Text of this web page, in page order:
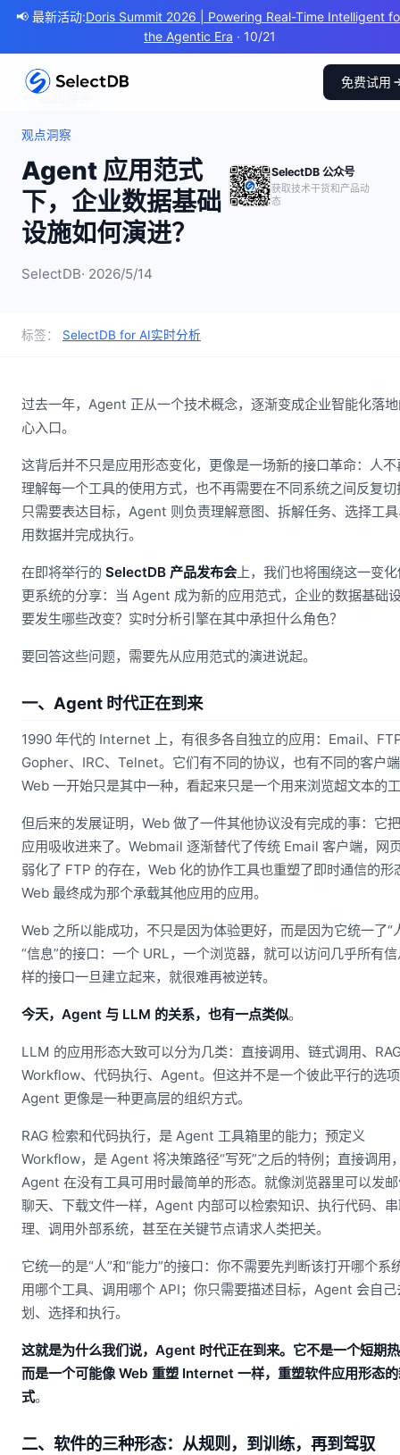
📢 最新活动:Doris Summit 2026 | Powering Real-Time Intelligent
the Agentic Era · 10/21
免费试用
← 返回博客
观点洞察
Agent 应用范式
下，企业数据基础
设施如何演进？
SelectDB· 2026/5/14
SelectDB 公众号
获取技术干货和产品动
态
标签： SelectDB for AI实时分析
过去一年，Agent 正从一个技术概念，逐渐变成企业智能化落
心入口。
这背后并不只是应用形态变化，更像是一场新的接口革命：人不
理解每一个工具的使用方式，也不再需要在不同系统之间反复切
只需要表达目标，Agent 则负责理解意图、拆解任务、选择工
用数据并完成执行。
在即将举行的 SelectDB 产品发布会上，我们也将围绕这一变
更系统的分享：当 Agent 成为新的应用范式，企业的数据基础
要发生哪些改变？实时分析引擎在其中承担什么角色？
要回答这些问题，需要先从应用范式的演进说起。
一、Agent 时代正在到来
1990 年代的 Internet 上，有很多各自独立的应用：Email、
Gopher、IRC、Telnet。它们有不同的协议，也有不同的客户
Web 一开始只是其中一种，看起来只是一个用来浏览超文本的
但后来的发展证明，Web 做了一件其他协议没有完成的事：它
应用吸收进来了。Webmail 逐渐替代了传统 Email 客户端，网
弱化了 FTP 的存在，Web 化的协作工具也重塑了即时通信的形
Web 最终成为那个承载其他应用的应用。
Web 之所以能成功，不只是因为体验更好，而是因为它统一了“
“信息”的接口：一个 URL，一个浏览器，就可以访问几乎所有
样的接口一旦建立起来，就很难再被逆转。
今天，Agent 与 LLM 的关系，也有一点类似。
LLM 的应用形态大致可以分为几类：直接调用、链式调用、
Workflow、代码执行、Agent。但这并不是一个彼此平行的选
Agent 更像是一种更高层的组织方式。
RAG 检索和代码执行，是 Agent 工具箱里的能力；预定义
Workflow，是 Agent 将决策路径“写死”之后的特例；直接调用
Agent 在没有工具可用时最简单的形态。就像浏览器里可以发
聊天、下载文件一样，Agent 内部可以检索知识、执行代码、
理、调用外部系统，甚至在关键节点请求人类把关。
它统一的是“人”和“能力”的接口：你不需要先判断该打开哪个系
用哪个工具、调用哪个 API；你只需要描述目标，Agent 会自己
划、选择和执行。
这就是为什么我们说，Agent 时代正在到来。它不是一个短期
而是一个可能像 Web 重塑 Internet 一样，重塑软件应用形态
式。
二、软件的三种形态：从规则，到训练，再到驾驭